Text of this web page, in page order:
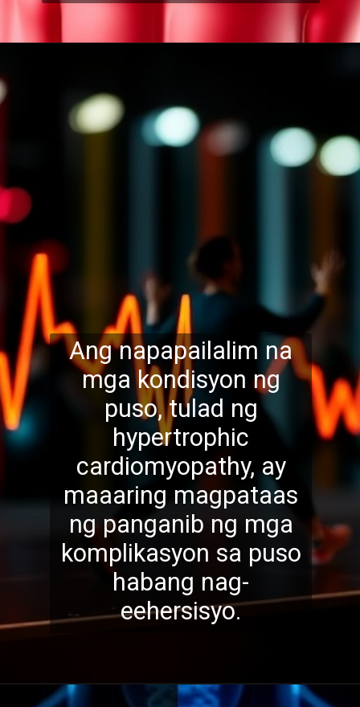
Ang napapailalim na
mga kondisyon ng
puso, tulad ng
hypertrophic
cardiomyopathy, ay
maaaring magpataas
ng panganib ng mga
komplikasyon sa puso
habang nag-
eehersisyo.